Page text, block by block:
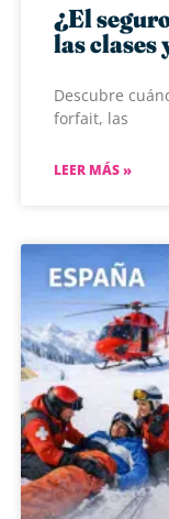
¿El
las
Descubre
forfait, las
LEER MÁS »